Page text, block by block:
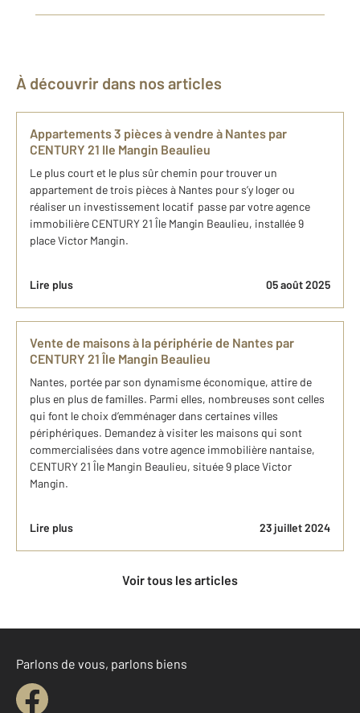
À découvrir dans nos articles
Appartements 3 pièces à vendre à Nantes par
CENTURY 21 Ile Mangin Beaulieu
Le plus court et le plus sûr chemin pour trouver un
appartement de trois pièces à Nantes pour s’y loger ou
réaliser un investissement locatif passe par votre agence
immobilière CENTURY 21 Île Mangin Beaulieu, installée 9
place Victor Mangin.
Lire plus 05 août 2025
Vente de maisons à la périphérie de Nantes par
CENTURY 21 Île Mangin Beaulieu
Nantes, portée par son dynamisme économique, attire de
plus en plus de familles. Parmi elles, nombreuses sont celles
qui font le choix d’emménager dans certaines villes
périphériques. Demandez à visiter les maisons qui sont
commercialisées dans votre agence immobilière nantaise,
CENTURY 21 Île Mangin Beaulieu, située 9 place Victor
Mangin.
Lire plus 23 juillet 2024
Voir tous les articles
Parlons de vous, parlons biens